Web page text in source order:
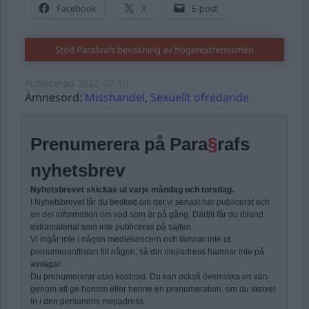
Facebook X E-post
Stöd Para§rafs bevakning av högerextremismen
Ämnesord: Misshandel, Sexuellt ofredande
Prenumerera på Para§rafs
nyhetsbrev
Nyhetsbrevet skickas ut varje måndag och torsdag.
I Nyhetsbrevet får du besked om det vi senast har publicerat och
en del information om vad som är på gång. Därtill får du ibland
extramaterial som inte publiceras på sajten.
Vi ingår inte i någon mediekoncern och lämnar inte ut
prenumerantlistan till någon, så din mejladress hamnar inte på
avvägar.
Du prenumererar utan kostnad. Du kan också överraska en vän
genom att ge honom eller henne en prenumeration, om du skriver
in i den personens mejladress.